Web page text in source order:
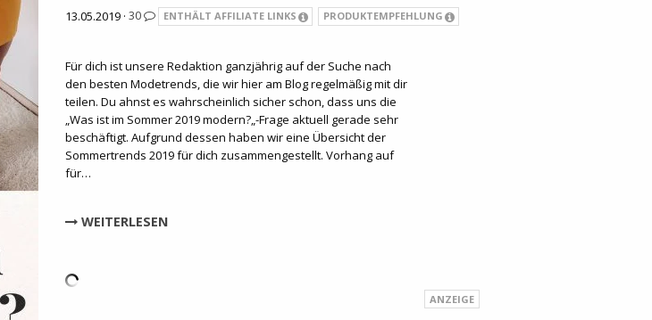
13.05.2019 · 30 ENTHÄLT AFFILIATE LINKS PRODUKTEMPFEHLUNG
Für dich ist unsere Redaktion ganzjährig auf der Suche nach
den besten Modetrends, die wir hier am Blog regelmäßig mit dir
teilen. Du ahnst es wahrscheinlich sicher schon, dass uns die
„Was ist im Sommer 2019 modern?„-Frage aktuell gerade sehr
beschäftigt. Aufgrund dessen haben wir eine Übersicht der
Sommertrends 2019 für dich zusammengestellt. Vorhang auf
für…
WEITERLESEN